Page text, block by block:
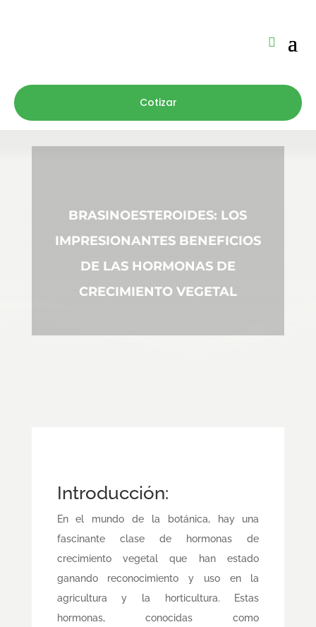
Cotizar
BRASINOESTEROIDES: LOS
IMPRESIONANTES BENEFICIOS
DE LAS HORMONAS DE
CRECIMIENTO VEGETAL
Introducción:
En el mundo de la botánica, hay una
fascinante clase de hormonas de
crecimiento vegetal que han estado
ganando reconocimiento y uso en la
agricultura y la horticultura. Estas
hormonas, conocidas como